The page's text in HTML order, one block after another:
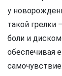
у
такой грелки
боли и
обеспечивая
самочувствие.